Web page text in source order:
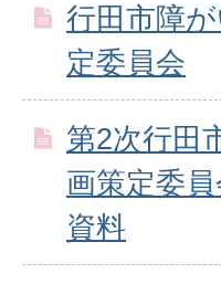
行田市障
定委員会
第2次行田
画策定委員
資料